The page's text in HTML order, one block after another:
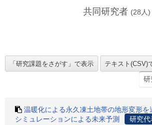
共同研究者 (28 人)
温暖化による永久凍土地帯の地形変形を
シミュレーションによる未来予測
研究代